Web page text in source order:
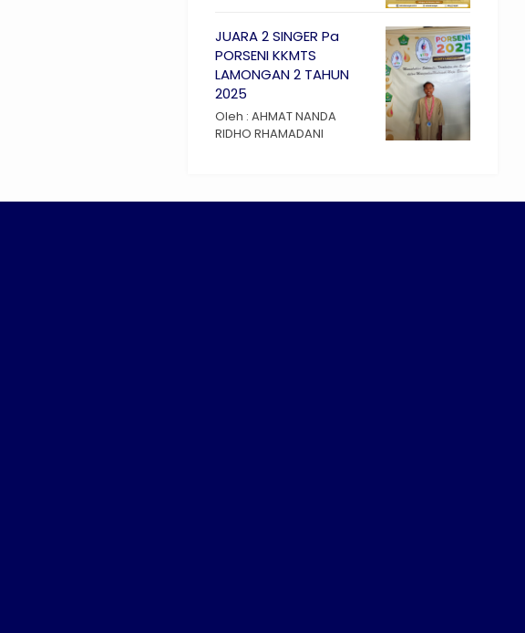
JUARA 2 SINGER Pa
PORSENI KKMTS
LAMONGAN 2 TAHUN
2025
Oleh : AHMAT NANDA
RIDHO RHAMADANI